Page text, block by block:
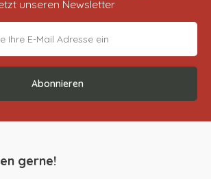
unseren Newsletter
Abonnieren
gerne!